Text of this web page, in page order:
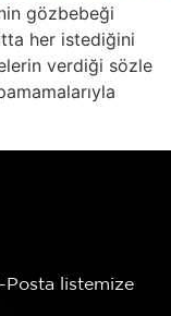
gözbebeği
her istediğini
verdiği sözle
Posta listemize